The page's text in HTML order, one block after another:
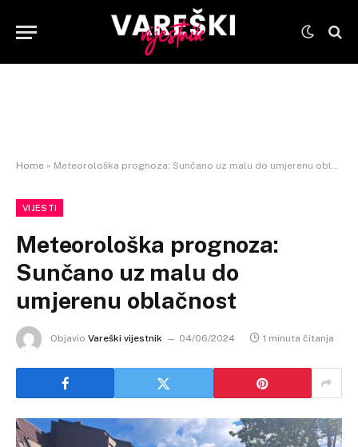
Home » Meteorološka prognoza: Sunčano uz malu do umjerenu oblačnost
VIJESTI
Meteorološka prognoza:
Sunčano uz malu do
umjerenu oblačnost
Objavio Vareški vijestnik 04/06/2024 1 minuta čitanja